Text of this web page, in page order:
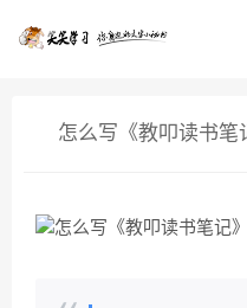
欢迎您光临98聘 - 职场实用好文案!，
怎么写《教叩读书笔